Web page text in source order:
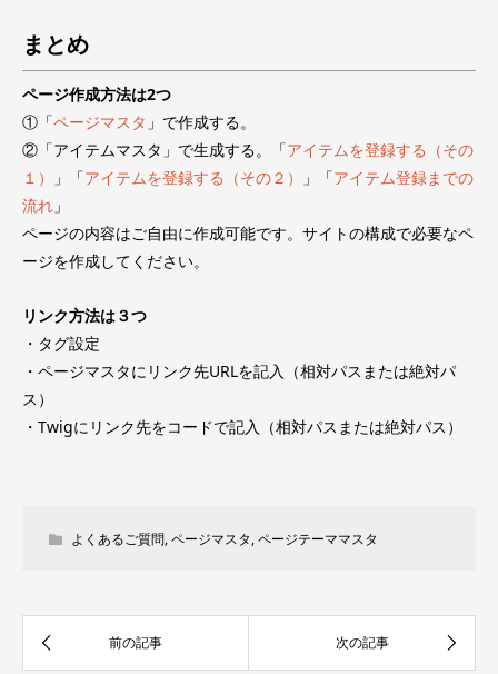
まとめ
ページ作成方法は2つ
①「ページマスタ 」で作成する。
②「アイテムマスタ」で生成する。「アイテムを登録する（その
１）
」「アイテムを登録する（その２） 」「アイテム登録までの
流れ 」
ページの内容はご自由に作成可能です。サイトの構成で必要なペ
ージを作成してください。
リンク方法は３つ
・タグ設定
・ページマスタにリンク先URLを記入（相対パスまたは絶対パ
ス）
・Twigにリンク先をコードで記入（相対パスまたは絶対パス）
よくあるご質問,ページマスタ,ページテーママスタ